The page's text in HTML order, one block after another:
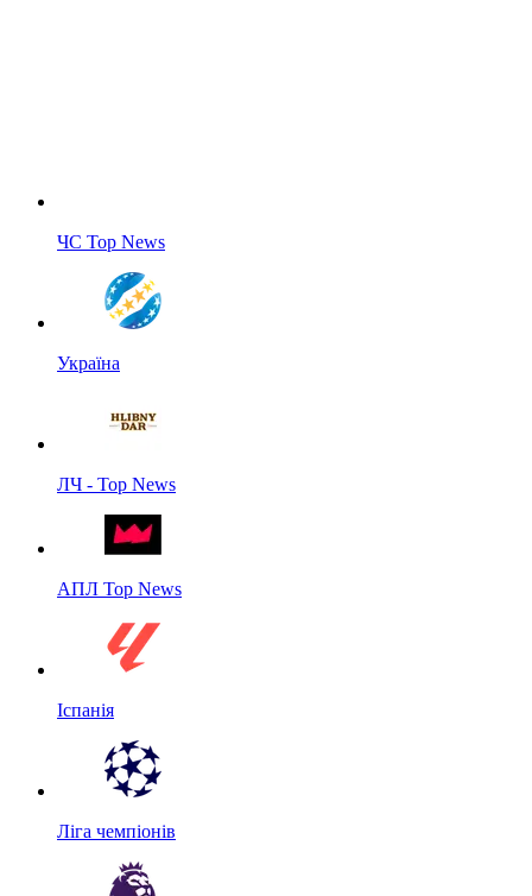
ЧС Top News
Україна
ЛЧ - Top News
АПЛ Top News
Іспанія
Ліга чемпіонів